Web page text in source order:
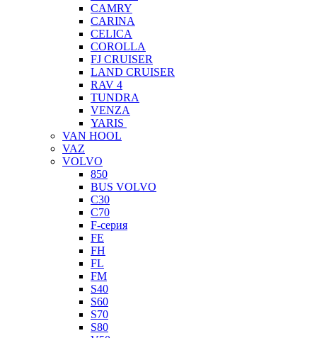
CAMRY
CARINA
CELICA
COROLLA
FJ CRUISER
LAND CRUISER
RAV 4
TUNDRA
VENZA
YARIS
VAN HOOL
VAZ
VOLVO
850
BUS VOLVO
C30
C70
F-серия
FE
FH
FL
FM
S40
S60
S70
S80